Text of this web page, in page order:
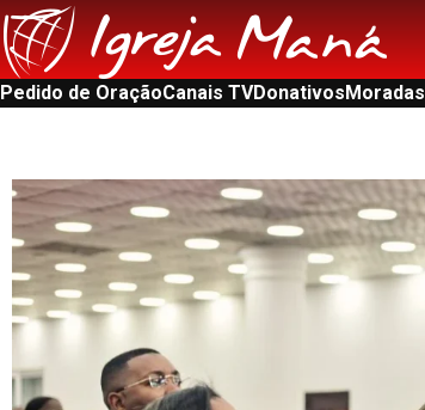
Pedido de OraçãoCanais TVDonativosMoradas